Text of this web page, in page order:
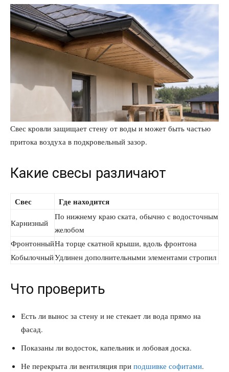
Свес кровли защищает стену от воды и может быть частью
притока воздуха в подкровельный зазор.
Какие свесы различают
Свес Где находится
Карнизный
По нижнему краю ската, обычно с водосточным
желобом
ФронтонныйНа торце скатной крыши, вдоль фронтона
КобылочныйУдлинен дополнительными элементами стропил
Что проверить
Есть ли вынос за стену и не стекает ли вода прямо на
фасад.
Показаны ли водосток, капельник и лобовая доска.
Не перекрыта ли вентиляция при подшивке софитами.